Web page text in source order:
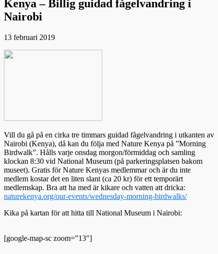
Kenya – Billig guidad fågelvandring i
Nairobi
13 februari 2019
Vill du gå på en cirka tre timmars guidad fågelvandring i utkanten av
Nairobi (Kenya), då kan du följa med Nature Kenya på ”Morning
Birdwalk”. Hålls varje onsdag morgon/förmiddag och samling
klockan 8:30 vid National Museum (på parkeringsplatsen bakom
museet). Gratis för Nature Kenyas medlemmar och är du inte
medlem kostar det en liten slant (ca 20 kr) för ett temporärt
medlemskap. Bra att ha med är kikare och vatten att dricka:
naturekenya.org/our-events/wednesday-morning-birdwalks/
Kika på kartan för att hitta till National Museum i Nairobi:
[google-map-sc zoom=”13″]